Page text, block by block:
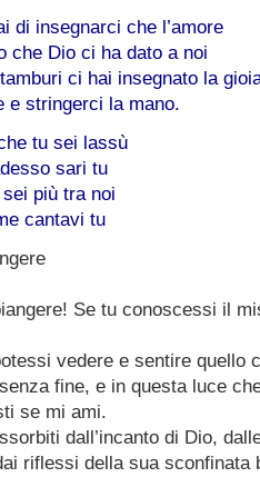
di insegnarci che l’amore
che Dio ci ha dato a noi
ci hai insegnato la
e stringerci la mano.
tu sei lassù
sari tu
più tra noi
cantavi tu
Se tu conoscessi il
vedere e sentire quello
fine, e in questa luce
se mi ami.
dall’incanto di Dio,
riflessi della sua sconfinata